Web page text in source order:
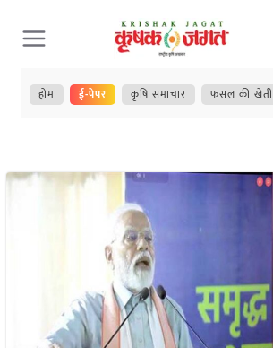
Skip
to
content
होम ई-पेपर कृषि समाचार फसल की खेती